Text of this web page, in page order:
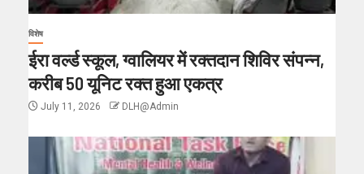
विशेष
ईरा वर्ल्ड स्कूल, ग्वालियर में रक्तदान शिविर संपन्न,
करीब 50 यूनिट रक्त हुआ एकत्र
July 11, 2026 DLH@Admin